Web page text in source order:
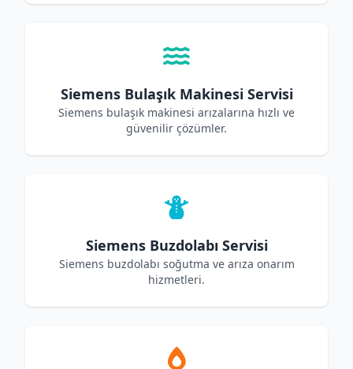
Siemens Bulaşık Makinesi Servisi
Siemens bulaşık makinesi arızalarına hızlı ve
güvenilir çözümler.
Siemens Buzdolabı Servisi
Siemens buzdolabı soğutma ve arıza onarım
hizmetleri.